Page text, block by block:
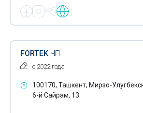
Продукция skf
Профессиональные микрофоны
Садовые грабли
Сепараторы
FORTEK ЧП
с 2022 года
100170, Ташкент, Мирзо-
6-й Сайрам, 13